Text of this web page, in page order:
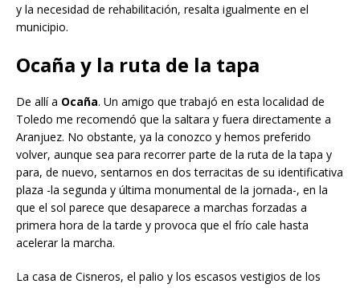
y la necesidad de rehabilitación, resalta igualmente en el
municipio.
Ocaña y la ruta de la tapa
De allí a Ocaña. Un amigo que trabajó en esta localidad de
Toledo me recomendó que la saltara y fuera directamente a
Aranjuez. No obstante, ya la conozco y hemos preferido
volver, aunque sea para recorrer parte de la ruta de la tapa y
para, de nuevo, sentarnos en dos terracitas de su identificativa
plaza -la segunda y última monumental de la jornada-, en la
que el sol parece que desaparece a marchas forzadas a
primera hora de la tarde y provoca que el frío cale hasta
acelerar la marcha.
La casa de Cisneros, el palio y los escasos vestigios de los